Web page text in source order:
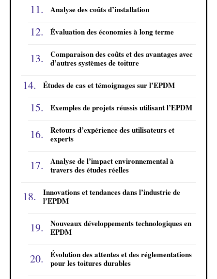
Analyse des coûts d’installation
Évaluation des économies à long terme
Comparaison des coûts et des avantages avec
d’autres systèmes de toiture
Études de cas et témoignages sur l’EPDM
Exemples de projets réussis utilisant l’EPDM
Retours d’expérience des utilisateurs et
experts
Analyse de l’impact environnemental à
travers des études réelles
Innovations et tendances dans l’industrie de
l’EPDM
Nouveaux développements technologiques en
EPDM
Évolution des attentes et des réglementations
pour les toitures durables